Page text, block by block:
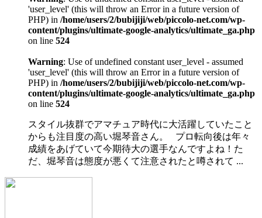
'user_level' (this will throw an Error in a future version of
PHP) in /home/users/2/bubijiji/web/piccolo-net.com/wp-
content/plugins/ultimate-google-analytics/ultimate_ga.php
on line 524
Warning: Use of undefined constant user_level - assumed
'user_level' (this will throw an Error in a future version of
PHP) in /home/users/2/bubijiji/web/piccolo-net.com/wp-
content/plugins/ultimate-google-analytics/ultimate_ga.php
on line 524
スタイル抜群でアマチュア時代に大活躍していたこと
からも注目度の高い堀琴音さん。 プロ転向後は年々
成績をあげていて今期待大の選手なんですよね！た
だ、堀琴音は態度が悪くて注意されたと噂されて ...